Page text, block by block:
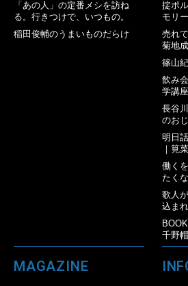
「あの人」の定番メシを訪ね
る。行きつけで、いつもの。
稲田俊輔のうまいものだらけ
掟ポ
モリ
売れ
菊地
篠山
飲み
学講
長谷
のお
明日
｜筧
働く
たく
歌人
込ま
千野
MAGAZINE